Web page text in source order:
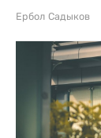
Ербол Садыков